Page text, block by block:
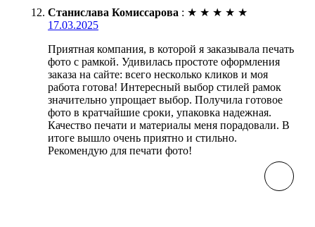
Станислава Комиссарова : ★ ★ ★ ★ ★
17.03.2025
Приятная компания, в которой я заказывала печать
фото с рамкой. Удивилась простоте оформления
заказа на сайте: всего несколько кликов и моя
работа готова! Интересный выбор стилей рамок
значительно упрощает выбор. Получила готовое
фото в кратчайшие сроки, упаковка надежная.
Качество печати и материалы меня порадовали. В
итоге вышло очень приятно и стильно.
Рекомендую для печати фото!